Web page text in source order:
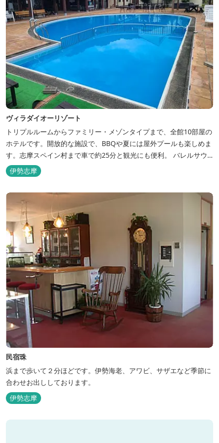
ヴィラダイオーリゾート
トリプルルームからファミリー・メゾンタイプまで、全館10部屋の
ホテルです。開放的な施設で、BBQや夏には屋外プールも楽しめま
す。志摩スペイン村まで車で約25分と観光にも便利。 バレルサウ
ナをはじめました。
伊勢志摩
民宿珠
浜まで歩いて２分ほどです。伊勢海老、アワビ、サザエなど季節に
合わせお出ししております。
伊勢志摩